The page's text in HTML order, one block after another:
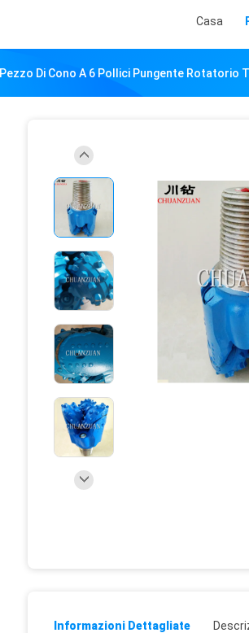
Casa
Pezzo Di Cono A 6 Pollici Pungente Rotatorio
Informazioni Dettagliate